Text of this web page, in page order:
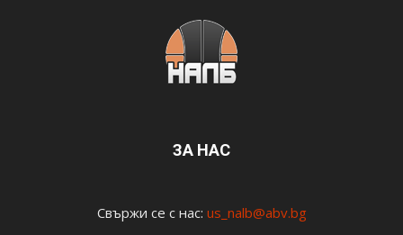
ЗА НАС
Свържи се с нас: us_nalb@abv.bg